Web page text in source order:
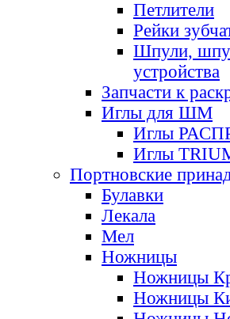
Петлители
Рейки
Шпули,
устройства
Запчасти к
Иглы для ШМ
Иглы
Иглы
Портновские
Булавки
Лекала
Мел
Ножницы
Ножницы
Ножницы